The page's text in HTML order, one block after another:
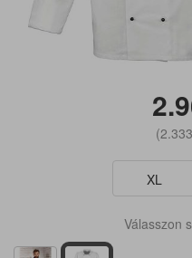
(2.333
XL
Válasszon